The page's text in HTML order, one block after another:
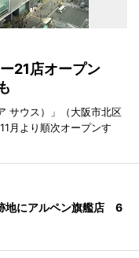
21店オープン
サウス）」（大阪市北区
月より順次オープンす
地にアルペン旗艦店 6